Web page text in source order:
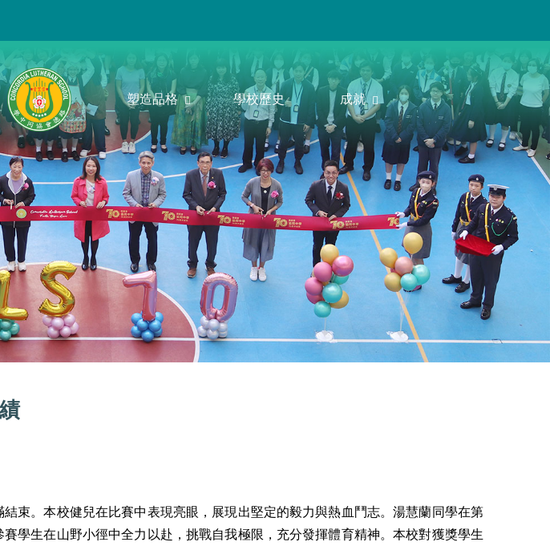
塑造品格 學校歷史 成就
束。本校健兒在比賽中表現亮眼，展現出堅定的毅力與熱血鬥志。湯慧蘭同學在第
學生在山野小徑中全力以赴，挑戰自我極限，充分發揮體育精神。本校對獲獎學生